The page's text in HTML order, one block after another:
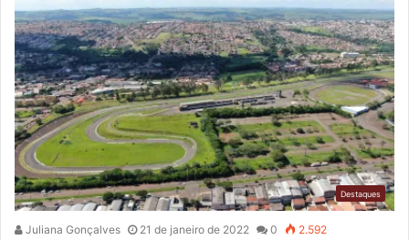
Destaques
Juliana Gonçalves 21 de janeiro de 2022 0 2.592